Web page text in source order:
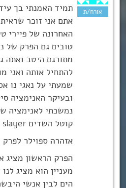
תמיד האמנתי בך
אתם אני זוכר
האחרונה של פיירי
טובים גם הפרק של
מתורגם היטב ואתה
להתחיל אותה ואני
שמעתי על נאגי נו
ובעיקר האנימציה
נמשכתי לאנימציה
קוטל השדים demon slayer]
אזהרה ספוילר לפרק
הפרק הראשון מציג
מעניין הוא מציג
הים לבין אנשי